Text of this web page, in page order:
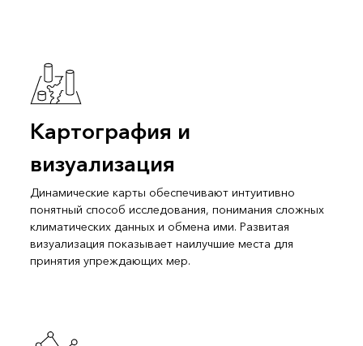
Картография и
визуализация
Динамические карты обеспечивают интуитивно
понятный способ исследования, понимания сложных
климатических данных и обмена ими. Развитая
визуализация показывает наилучшие места для
принятия упреждающих мер.